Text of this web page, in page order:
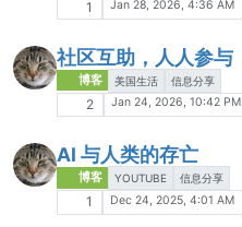
1 Jan 28, 2026, 4:36 AM
社区互助，人人参与
博客 美国生活 信息分享
2 Jan 24, 2026, 10:42 PM
AI 与人类的存亡
博客 YOUTUBE 信息分享
1 Dec 24, 2025, 4:01 AM